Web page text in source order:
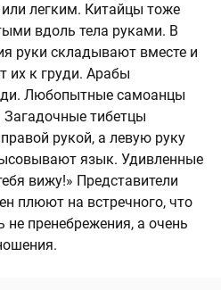
легким. Китайцы тоже
вдоль тела руками. В
руки складывают вместе и
их к груди. Арабы
Любопытные самоанцы
тибетцы
рукой, а левую руку
язык. Удивленные
вижу!» Представители
плюют на встречного, что
пренебрежения, а очень